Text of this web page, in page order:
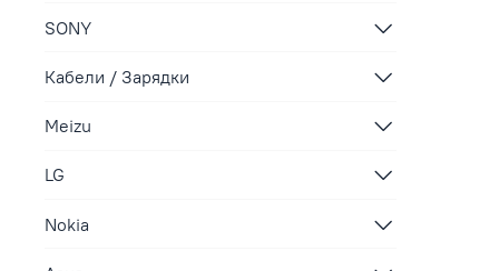
SONY
Кабели / Зарядки
Meizu
LG
Nokia